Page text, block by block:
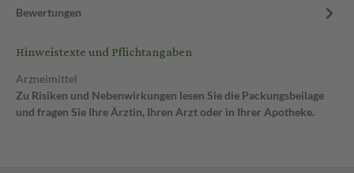
Bewertungen
Hinweistexte und Pflichtangaben
Arzneimittel
Zu Risiken und Nebenwirkungen lesen Sie die Packungsbeilage
und fragen Sie Ihre Ärztin, Ihren Arzt oder in Ihrer Apotheke.